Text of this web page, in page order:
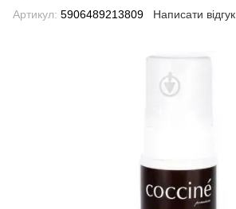
Артикул: 5906489213809 Написати відгук